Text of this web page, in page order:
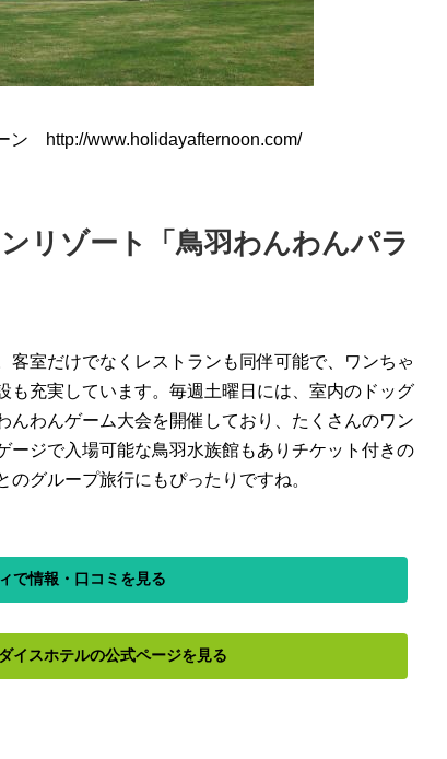
ン http://www.holidayafternoon.com/
リゾート「鳥羽わんわんパラ
客室だけでなくレストランも同伴可能で、ワンちゃ
も充実しています。毎週土曜日には、室内のドッグ
んわんゲーム大会を開催しており、たくさんのワン
ージで入場可能な鳥羽水族館もありチケット付きの
グループ旅行にもぴったりですね。
で情報・口コミを見る
イスホテルの公式ページを見る